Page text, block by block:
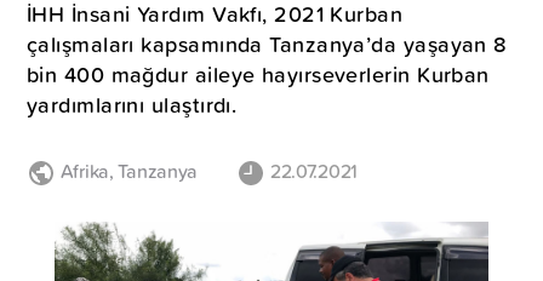
İHH İnsani Yardım Vakfı, 2021 Kurban
çalışmaları kapsamında Tanzanya’da yaşayan 8
bin 400 mağdur aileye hayırseverlerin Kurban
yardımlarını ulaştırdı.
Afrika,Tanzanya 22.07.2021